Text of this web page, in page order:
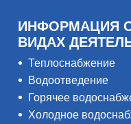
ИНФОРМАЦИЯ
ВИДАХ
Теплоснабжение
Водоотведение
Горячее
Холодное